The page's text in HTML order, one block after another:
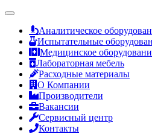
Аналитическое
Испытательные
Медицинское
Лабораторная мебель
Расходные материалы
О Компании
Производители
Вакансии
Сервисный центр
Контакты